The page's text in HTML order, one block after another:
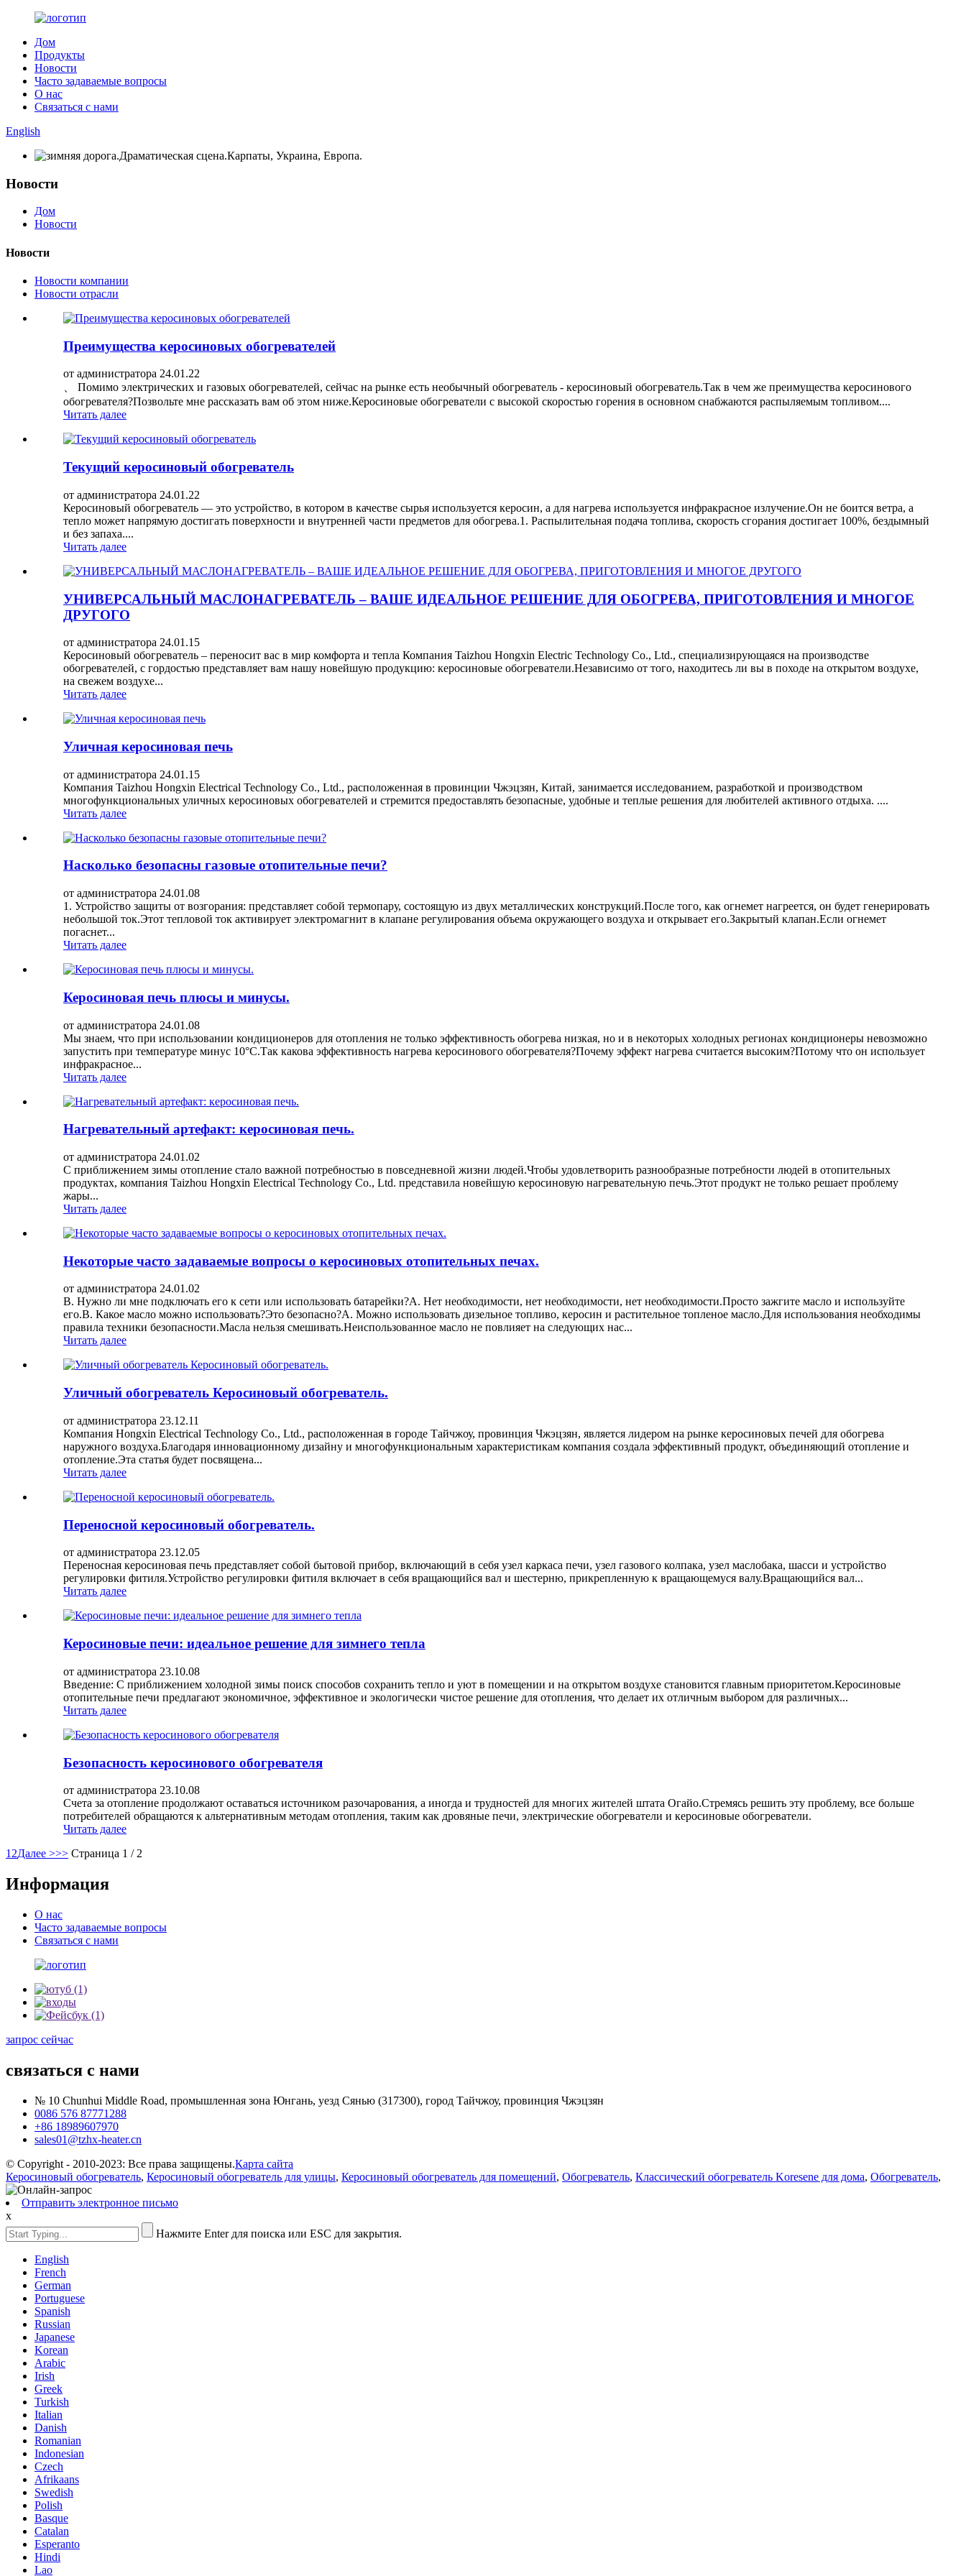
Дом
Продукты
Новости
Часто задаваемые вопросы
О нас
Связаться с нами
English
Новости
Дом
Новости
Новости
Новости компании
Новости отрасли
Преимущества керосиновых обогревателей
от администратора 24.01.22
、 Помимо электрических и газовых обогревателей, сейчас на рынке есть необычный обогреватель - керосиновый обогреватель.Так в чем же преимущества керосинового
обогревателя?Позвольте мне рассказать вам об этом ниже.Керосиновые обогреватели с высокой скоростью горения в основном снабжаются распыляемым топливом....
Читать далее
Текущий керосиновый обогреватель
от администратора 24.01.22
Керосиновый обогреватель — это устройство, в котором в качестве сырья используется керосин, а для нагрева используется инфракрасное излучение.Он не боится ветра, а
тепло может напрямую достигать поверхности и внутренней части предметов для обогрева.1. Распылительная подача топлива, скорость сгорания достигает 100%, бездымный
и без запаха....
Читать далее
УНИВЕРСАЛЬНЫЙ МАСЛОНАГРЕВАТЕЛЬ – ВАШЕ ИДЕАЛЬНОЕ РЕШЕНИЕ ДЛЯ ОБОГРЕВА, ПРИГОТОВЛЕНИЯ И МНОГОЕ
ДРУГОГО
от администратора 24.01.15
Керосиновый обогреватель – переносит вас в мир комфорта и тепла Компания Taizhou Hongxin Electric Technology Co., Ltd., специализирующаяся на производстве
обогревателей, с гордостью представляет вам нашу новейшую продукцию: керосиновые обогреватели.Независимо от того, находитесь ли вы в походе на открытом воздухе,
на свежем воздухе...
Читать далее
Уличная керосиновая печь
от администратора 24.01.15
Компания Taizhou Hongxin Electrical Technology Co., Ltd., расположенная в провинции Чжэцзян, Китай, занимается исследованием, разработкой и производством
многофункциональных уличных керосиновых обогревателей и стремится предоставлять безопасные, удобные и теплые решения для любителей активного отдыха. ....
Читать далее
Насколько безопасны газовые отопительные печи?
от администратора 24.01.08
1. Устройство защиты от возгорания: представляет собой термопару, состоящую из двух металлических конструкций.После того, как огнемет нагреется, он будет генерировать
небольшой ток.Этот тепловой ток активирует электромагнит в клапане регулирования объема окружающего воздуха и открывает его.Закрытый клапан.Если огнемет
погаснет...
Читать далее
Керосиновая печь плюсы и минусы.
от администратора 24.01.08
Мы знаем, что при использовании кондиционеров для отопления не только эффективность обогрева низкая, но и в некоторых холодных регионах кондиционеры невозможно
запустить при температуре минус 10°C.Так какова эффективность нагрева керосинового обогревателя?Почему эффект нагрева считается высоким?Потому что он использует
инфракрасное...
Читать далее
Нагревательный артефакт: керосиновая печь.
от администратора 24.01.02
С приближением зимы отопление стало важной потребностью в повседневной жизни людей.Чтобы удовлетворить разнообразные потребности людей в отопительных
продуктах, компания Taizhou Hongxin Electrical Technology Co., Ltd. представила новейшую керосиновую нагревательную печь.Этот продукт не только решает проблему
жары...
Читать далее
Некоторые часто задаваемые вопросы о керосиновых отопительных печах.
от администратора 24.01.02
В. Нужно ли мне подключать его к сети или использовать батарейки?А. Нет необходимости, нет необходимости, нет необходимости.Просто зажгите масло и используйте
его.В. Какое масло можно использовать?Это безопасно?А. Можно использовать дизельное топливо, керосин и растительное топленое масло.Для использования необходимы
правила техники безопасности.Масла нельзя смешивать.Неиспользованное масло не повлияет на следующих нас...
Читать далее
Уличный обогреватель Керосиновый обогреватель.
от администратора 23.12.11
Компания Hongxin Electrical Technology Co., Ltd., расположенная в городе Тайчжоу, провинция Чжэцзян, является лидером на рынке керосиновых печей для обогрева
наружного воздуха.Благодаря инновационному дизайну и многофункциональным характеристикам компания создала эффективный продукт, объединяющий отопление и
отопление.Эта статья будет посвящена...
Читать далее
Переносной керосиновый обогреватель.
от администратора 23.12.05
Переносная керосиновая печь представляет собой бытовой прибор, включающий в себя узел каркаса печи, узел газового колпака, узел маслобака, шасси и устройство
регулировки фитиля.Устройство регулировки фитиля включает в себя вращающийся вал и шестерню, прикрепленную к вращающемуся валу.Вращающийся вал...
Читать далее
Керосиновые печи: идеальное решение для зимнего тепла
от администратора 23.10.08
Введение: С приближением холодной зимы поиск способов сохранить тепло и уют в помещении и на открытом воздухе становится главным приоритетом.Керосиновые
отопительные печи предлагают экономичное, эффективное и экологически чистое решение для отопления, что делает их отличным выбором для различных...
Читать далее
Безопасность керосинового обогревателя
от администратора 23.10.08
Счета за отопление продолжают оставаться источником разочарования, а иногда и трудностей для многих жителей штата Огайо.Стремясь решить эту проблему, все больше
потребителей обращаются к альтернативным методам отопления, таким как дровяные печи, электрические обогреватели и керосиновые обогреватели.
Читать далее
1 2Далее >>> Страница 1 / 2
Информация
О нас
Часто задаваемые вопросы
Связаться с нами
запрос сейчас
связаться с нами
№ 10 Chunhui Middle Road, промышленная зона Юнгань, уезд Сянью (317300), город Тайчжоу, провинция Чжэцзян
0086 576 87771288
+86 18989607970
sales01@tzhx-heater.cn
© Copyright - 2010-2023: Все права защищены.Карта сайта
Керосиновый обогреватель, Керосиновый обогреватель для улицы, Керосиновый обогреватель для помещений, Обогреватель, Классический обогреватель Koresene для дома, Обогреватель,
Отправить электронное письмо
x
Нажмите Enter для поиска или ESC для закрытия.
English
French
German
Portuguese
Spanish
Russian
Japanese
Korean
Arabic
Irish
Greek
Turkish
Italian
Danish
Romanian
Indonesian
Czech
Afrikaans
Swedish
Polish
Basque
Catalan
Esperanto
Hindi
Lao